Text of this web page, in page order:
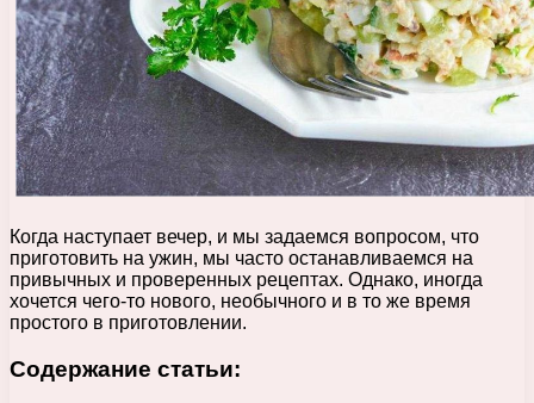
Когда наступает вечер, и мы задаемся вопросом, что
приготовить на ужин, мы часто останавливаемся на
привычных и проверенных рецептах. Однако, иногда
хочется чего-то нового, необычного и в то же время
простого в приготовлении.
Содержание статьи: